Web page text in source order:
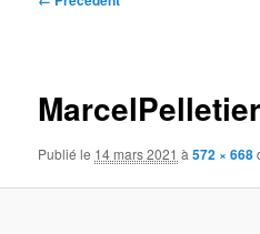
Publié le 14 mars 2021 à572 × 668